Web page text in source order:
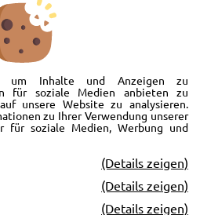
um Inhalte und Anzeigen zu
für soziale Medien anbieten zu
unsere Website zu analysieren.
zu Ihrer Verwendung unserer
für soziale Medien, Werbung und
(Details zeigen)
(Details zeigen)
(Details zeigen)
Wimmer in Passau zu begrüßen. Wir
Reifen für die Automarken Ford, Land
Jaguar und Citroen. Hier in Passau
Auto. Wir bieten Ihnen Beratung,
Verkauf. Wollen Sie erstmal in Ruhe
und Merchandise Artikel durchstöbern
Oder doch lieber eine Volvo Jacke
bieten Ihnen tolle Fotos mit allen Infos
Wimmer. Schreiben Sie eine Mail,